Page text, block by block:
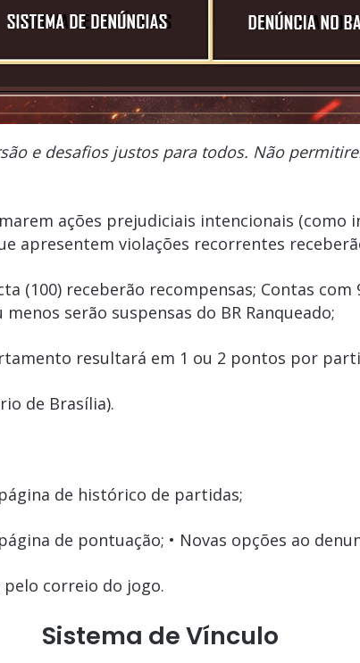
e desafios justos para todos. Não
ações prejudiciais intencionais
apresentem violações recorrentes
(100) receberão recompensas; Contas
serão suspensas do BR Ranqueado;
resultará em 1 ou 2 pontos por
de Brasília).
de histórico de partidas;
de pontuação; • Novas opções ao
correio do jogo.
Sistema de Vínculo